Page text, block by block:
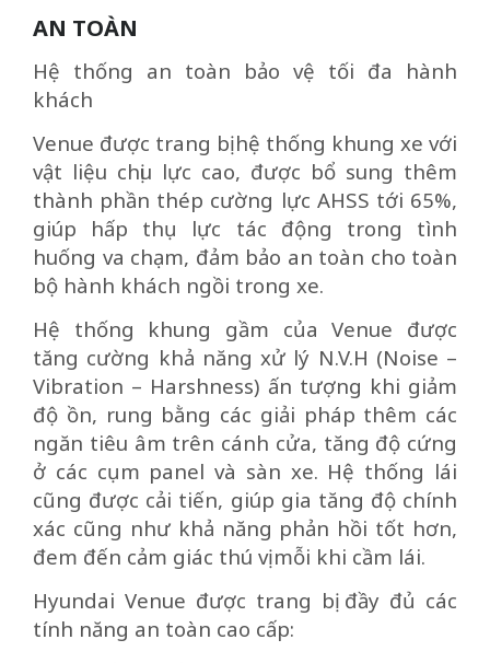
AN TOÀN
Hệ thống an toàn bảo vệ tối đa hành
khách
Venue được trang bị hệ thống khung xe với
vật liệu chịu lực cao, được bổ sung thêm
thành phần thép cường lực AHSS tới 65%,
giúp hấp thụ lực tác động trong tình
huống va chạm, đảm bảo an toàn cho toàn
bộ hành khách ngồi trong xe.
Hệ thống khung gầm của Venue được
tăng cường khả năng xử lý N.V.H (Noise –
Vibration – Harshness) ấn tượng khi giảm
độ ồn, rung bằng các giải pháp thêm các
ngăn tiêu âm trên cánh cửa, tăng độ cứng
ở các cụm panel và sàn xe. Hệ thống lái
cũng được cải tiến, giúp gia tăng độ chính
xác cũng như khả năng phản hồi tốt hơn,
đem đến cảm giác thú vị mỗi khi cầm lái.
Hyundai Venue được trang bị đầy đủ các
tính năng an toàn cao cấp: